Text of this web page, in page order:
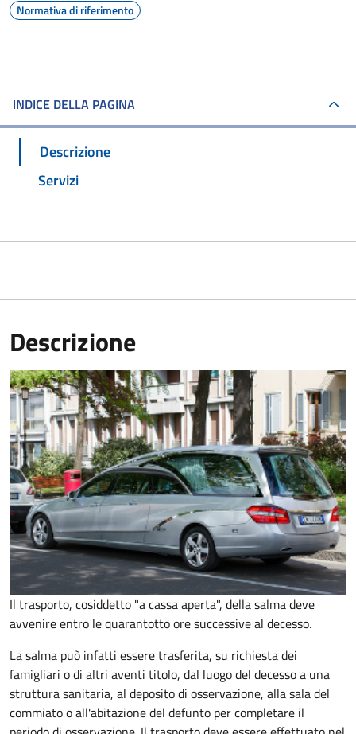
Normativa di riferimento
INDICE DELLA PAGINA
Descrizione
Servizi
Descrizione
Il trasporto, cosiddetto "a cassa aperta", della salma deve
avvenire entro le quarantotto ore successive al decesso.
La salma può infatti essere trasferita, su richiesta dei
famigliari o di altri aventi titolo, dal luogo del decesso a una
struttura sanitaria, al deposito di osservazione, alla sala del
commiato o all'abitazione del defunto percompletare il